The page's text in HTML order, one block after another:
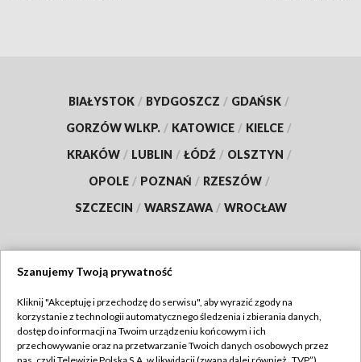
BIAŁYSTOK / BYDGOSZCZ / GDAŃSK /
GORZÓW WLKP. / KATOWICE / KIELCE /
KRAKÓW / LUBLIN / ŁÓDŹ / OLSZTYN /
OPOLE / POZNAŃ / RZESZÓW /
SZCZECIN / WARSZAWA / WROCŁAW
TVP
Abonament TVP
Regulamin TVP
Szanujemy Twoją prywatność
Kliknij "Akceptuję i przechodzę do serwisu", aby wyrazić zgody na
korzystanie z technologii automatycznego śledzenia i zbierania danych,
dostęp do informacji na Twoim urządzeniu końcowym i ich
przechowywanie oraz na przetwarzanie Twoich danych osobowych przez